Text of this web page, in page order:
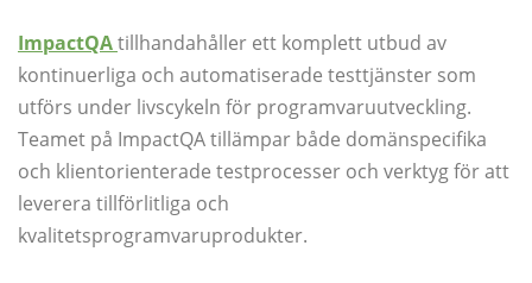
ImpactQAtillhandahåller ett komplett utbud av
kontinuerliga och automatiserade testtjänster som
utförs under livscykeln för programvaruutveckling.
Teamet på ImpactQA tillämpar både domänspecifika
och klientorienterade testprocesser och verktyg för att
leverera tillförlitliga och
kvalitetsprogramvaruprodukter.